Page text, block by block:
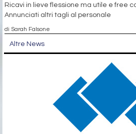
Ricavi in lieve flessione ma utile e free
Annunciati altri tagli al personale
di Sarah Falsone
Altre News